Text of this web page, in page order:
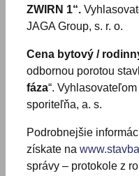
ZWIRN 1“.
JAGA Group, s. r. o.
Cena bytový /
odbornou porotou
fáza“.
sporiteľňa, a. s.
Podrobnejšie
získate na
správy – protokole z